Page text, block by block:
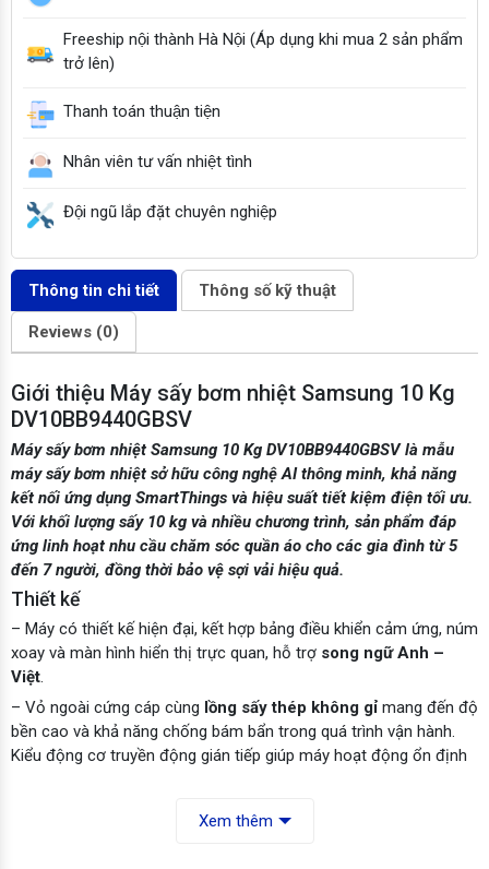
Freeship nội thành Hà Nội (Áp dụng khi mua 2 sản phẩm
trở lên)
Thanh toán thuận tiện
Nhân viên tư vấn nhiệt tình
Đội ngũ lắp đặt chuyên nghiệp
Thông tin chi tiết Thông số kỹ thuật
Reviews (0)
Giới thiệu Máy sấy bơm nhiệt Samsung 10 Kg
DV10BB9440GBSV
Máy sấy bơm nhiệt Samsung 10 Kg DV10BB9440GBSV là mẫu
máy sấy bơm nhiệt sở hữu công nghệ AI thông minh, khả năng
kết nối ứng dụng SmartThings và hiệu suất tiết kiệm điện tối ưu.
Với khối lượng sấy 10 kg và nhiều chương trình, sản phẩm đáp
ứng linh hoạt nhu cầu chăm sóc quần áo cho các gia đình từ 5
đến 7 người, đồng thời bảo vệ sợi vải hiệu quả.
Thiết kế
– Máy có thiết kế hiện đại, kết hợp bảng điều khiển cảm ứng, núm
xoay và màn hình hiển thị trực quan, hỗ trợ song ngữ Anh –
Việt.
– Vỏ ngoài cứng cáp cùng lồng sấy thép không gỉ mang đến độ
bền cao và khả năng chống bám bẩn trong quá trình vận hành.
Kiểu động cơ truyền động gián tiếp giúp máy hoạt động ổn định
Xem thêm